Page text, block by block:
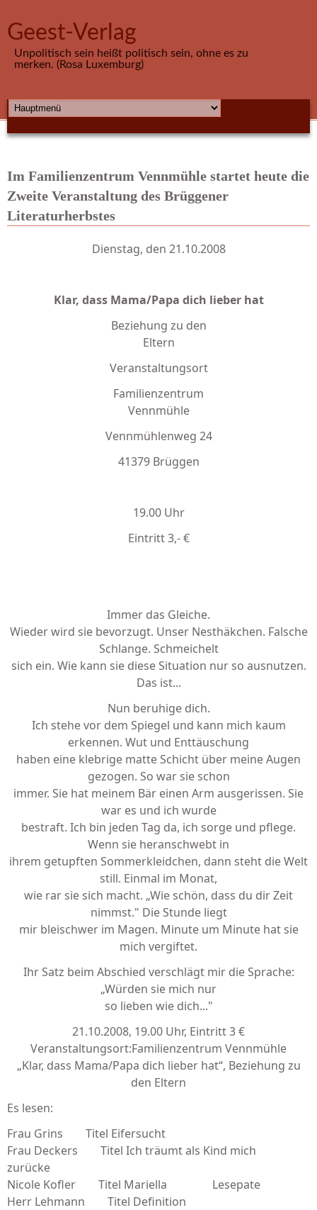
Geest-Verlag
Unpolitisch sein heißt politisch sein, ohne es zu
merken. (Rosa Luxemburg)
HAUPTMENÜ
Im Familienzentrum Vennmühle startet heute die
Zweite Veranstaltung des Brüggener
Literaturherbstes
Dienstag, den 21.10.2008
Klar, dass Mama/Papa dich lieber hat
Beziehung zu den
Eltern
Veranstaltungsort
Familienzentrum
Vennmühle
Vennmühlenweg 24
41379 Brüggen
19.00 Uhr
Eintritt 3,- €
Immer das Gleiche.
Wieder wird sie bevorzugt. Unser Nesthäkchen. Falsche
Schlange. Schmeichelt
sich ein. Wie kann sie diese Situation nur so ausnutzen.
Das ist...
Nun beruhige dich.
Ich stehe vor dem Spiegel und kann mich kaum
erkennen. Wut und Enttäuschung
haben eine klebrige matte Schicht über meine Augen
gezogen. So war sie schon
immer. Sie hat meinem Bär einen Arm ausgerissen. Sie
war es und ich wurde
bestraft. Ich bin jeden Tag da, ich sorge und pflege.
Wenn sie heranschwebt in
ihrem getupften Sommerkleidchen, dann steht die Welt
still. Einmal im Monat,
wie rar sie sich macht. „Wie schön, dass du dir Zeit
nimmst." Die Stunde liegt
mir bleischwer im Magen. Minute um Minute hat sie
mich vergiftet.
Ihr Satz beim Abschied verschlägt mir die Sprache:
„Würden sie mich nur
so lieben wie dich..."
21.10.2008, 19.00 Uhr, Eintritt 3 €
Veranstaltungsort:Familienzentrum Vennmühle
„Klar, dass Mama/Papa dich lieber hat“, Beziehung zu
den Eltern
Es lesen:
Frau Grins Titel Eifersucht
Frau Deckers Titel Ich träumt als Kind mich
zurücke
Nicole Kofler Titel Mariella Lesepate
Herr Lehmann Titel Definition